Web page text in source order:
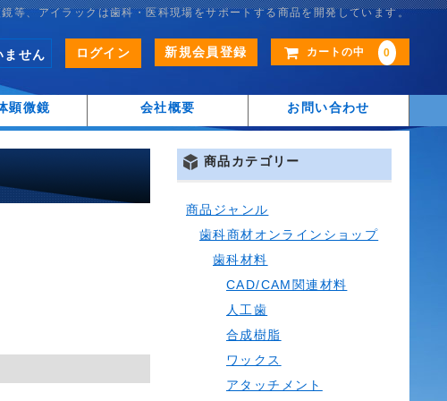
等、アイラックは歯科・医科現場をサポートする商品を開発しています。
カートの中 0
ません ログイン 新規会員登録
顕微鏡 会社概要 お問い合わせ
商品カテゴリー
商品ジャンル
歯科商材オンラインショップ
歯科材料
CAD/CAM関連材料
人工歯
合成樹脂
ワックス
アタッチメント